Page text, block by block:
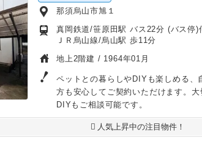
那須烏山市旭１
真岡鉄道/笹原田駅 バス22分 (バス停)
ＪＲ烏山線/烏山駅 歩11分
地上2階建 / 1964年01月
ペットとの暮らしやDIYも楽しめる
方も安心してご契約いただけます。
DIYもご相談可能です。
人気上昇中の注目物件！